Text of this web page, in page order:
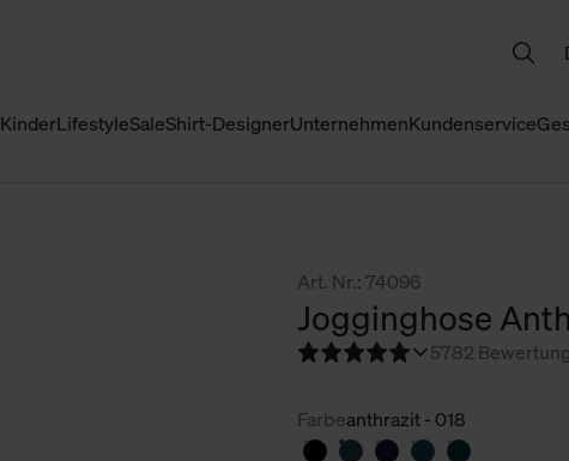
KinderLifestyleSaleShirt-DesignerUnternehmenKundenservice
Art. Nr.: 74096
Jogginghose
5782
Farbeanthrazit - 018